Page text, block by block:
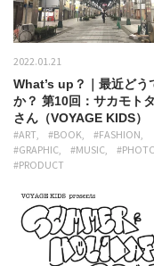
2022.01.21
What’s up？｜最近どう
か？ 第10回：サカモト
さん（VOYAGE KIDS）
#ART #BOOK
#FASHION
#GRAPHIC
#MUSIC
#PRODUCT